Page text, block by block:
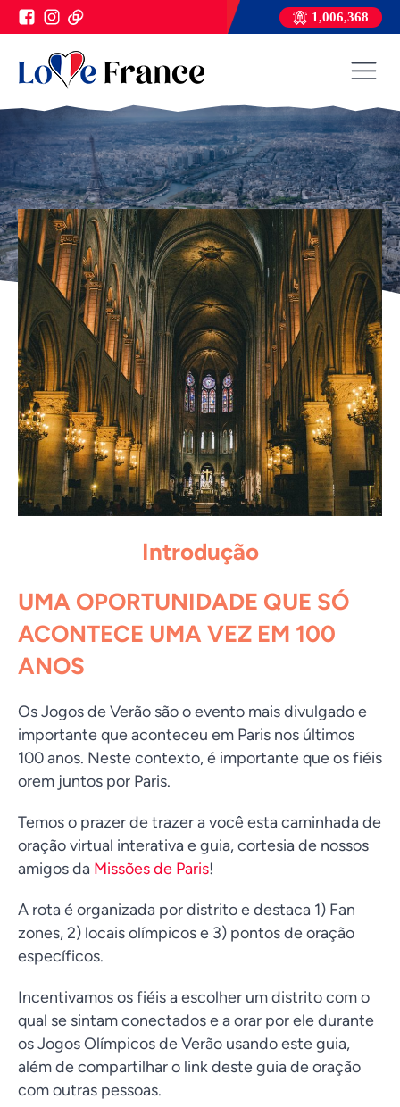
1,006,368
Introdução
UMA OPORTUNIDADE QUE SÓ
ACONTECE UMA VEZ EM 100
ANOS
Os Jogos de Verão são o evento mais divulgado e
importante que aconteceu em Paris nos últimos
100 anos. Neste contexto, é importante que os fiéis
orem juntos por Paris.
Temos o prazer de trazer a você esta caminhada de
oração virtual interativa e guia, cortesia de nossos
amigos da Missões de Paris!
A rota é organizada por distrito e destaca 1) Fan
zones, 2) locais olímpicos e 3) pontos de oração
específicos.
Incentivamos os fiéis a escolher um distrito com o
qual se sintam conectados e a orar por ele durante
os Jogos Olímpicos de Verão usando este guia,
além de compartilhar o link deste guia de oração
com outras pessoas.